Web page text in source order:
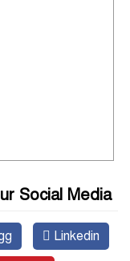
Social Media
Linkedin